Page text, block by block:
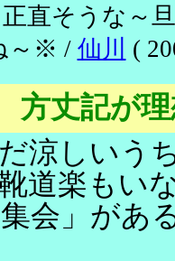
直そうな～
～※ / 仙川 (
方丈記が
涼しいう
道楽もい
集会」があ